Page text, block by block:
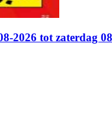
2026 tot zaterdag